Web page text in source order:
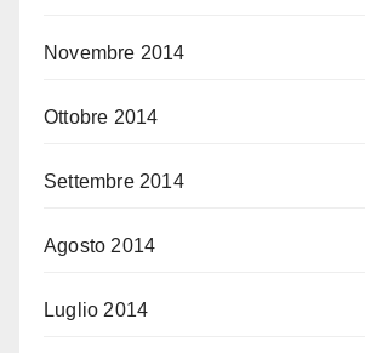
Novembre 2014
Ottobre 2014
Settembre 2014
Agosto 2014
Luglio 2014